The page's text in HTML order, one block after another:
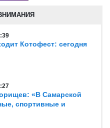
Котофест: сегодня
«В Самарской
спортивные и